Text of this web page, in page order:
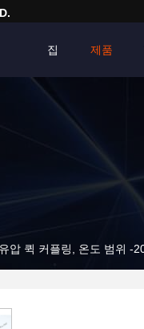
집 제품
압 퀵 커플링, 온도 범위 -